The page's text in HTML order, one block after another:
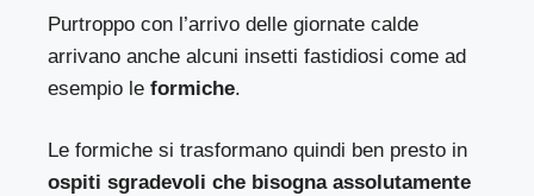
Purtroppo con l’arrivo delle giornate calde
arrivano anche alcuni insetti fastidiosi come ad
esempio le formiche.
Le formiche si trasformano quindi ben presto in
ospiti sgradevoli che bisogna assolutamente